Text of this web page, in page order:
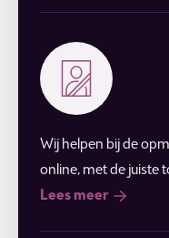
Wij helpen bij de
online, met de juiste
Lees meer